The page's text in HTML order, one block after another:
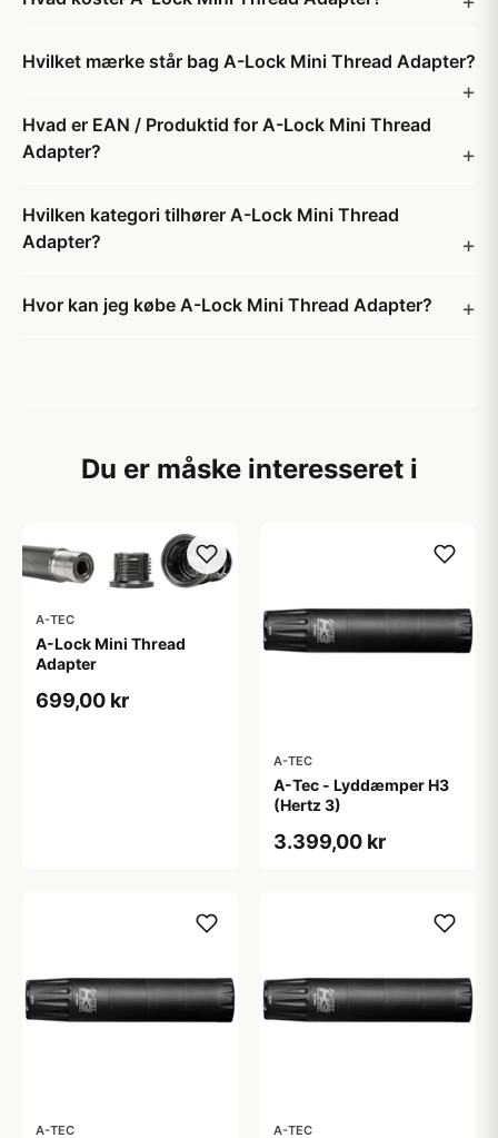
Hvilket mærke står bag A-Lock Mini Thread Adapter?
Hvad er EAN / Produktid for A-Lock Mini Thread
Adapter?
Hvilken kategori tilhører A-Lock Mini Thread
Adapter?
Hvor kan jeg købe A-Lock Mini Thread Adapter?
Du er måske interesseret i
A-TEC
A-Lock Mini Thread
Adapter
699,00 kr
A-TEC
A-Tec - Lyddæmper H3
(Hertz 3)
3.399,00 kr
A-TEC A-TEC